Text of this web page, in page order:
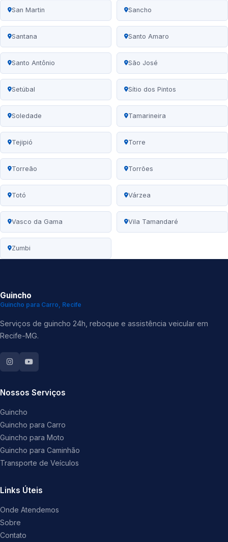
San Martin Sancho
Santana Santo Amaro
Santo Antônio São José
Setúbal Sítio dos Pintos
Soledade Tamarineira
Tejipió Torre
Torreão Torrões
Totó Várzea
Vasco da Gama Vila Tamandaré
Zumbi
Guincho
Guincho para Carro, Recife
Serviços de guincho 24h, reboque e assistência veicular em
Recife-MG.
Nossos Serviços
Guincho
Guincho para Carro
Guincho para Moto
Guincho para Caminhão
Transporte de Veículos
Links Úteis
Onde Atendemos
Sobre
Contato